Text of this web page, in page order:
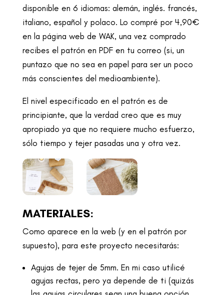
disponible en 6 idiomas: alemán, inglés. francés,
italiano, español y polaco. Lo compré por 4,90€
en la página web de WAK, una vez comprado
recibes el patrón en PDF en tu correo (si, un
puntazo que no sea en papel para ser un poco
más conscientes del medioambiente).
El nivel especificado en el patrón es de
principiante, que la verdad creo que es muy
apropiado ya que no requiere mucho esfuerzo,
sólo tiempo y tejer pasadas una y otra vez.
MATERIALES:
Como aparece en la web (y en el patrón por
supuesto), para este proyecto necesitarás:
Agujas de tejer de 5mm. En mi caso utilicé
agujas rectas, pero ya depende de ti (quizás